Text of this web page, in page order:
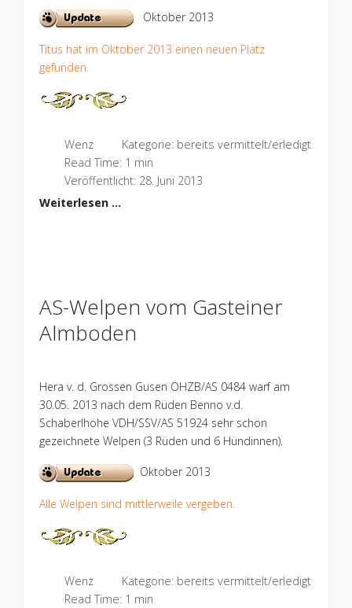
Oktober 2013
Titus hat im Oktober 2013 einen neuen Platz
gefunden.
Wenz Kategorie: bereits vermittelt/erledigt
Read Time: 1 min
Veröffentlicht: 28. Juni 2013
Weiterlesen …
AS-Welpen vom Gasteiner
Almboden
Hera v. d. Grossen Gusen ÖHZB/AS 0484 warf am
30.05. 2013 nach dem Rüden Benno v.d.
Schaberlhöhe VDH/SSV/AS 51924 sehr schön
gezeichnete Welpen (3 Rüden und 6 Hündinnen).
Oktober 2013
Alle Welpen sind mittlerweile vergeben.
Wenz Kategorie: bereits vermittelt/erledigt
Read Time: 1 min